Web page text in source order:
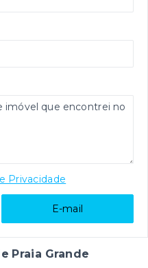
Privacidade
E-mail
Praia Grande